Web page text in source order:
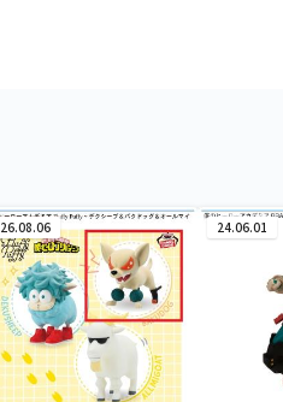
26.08.06 24.06.01